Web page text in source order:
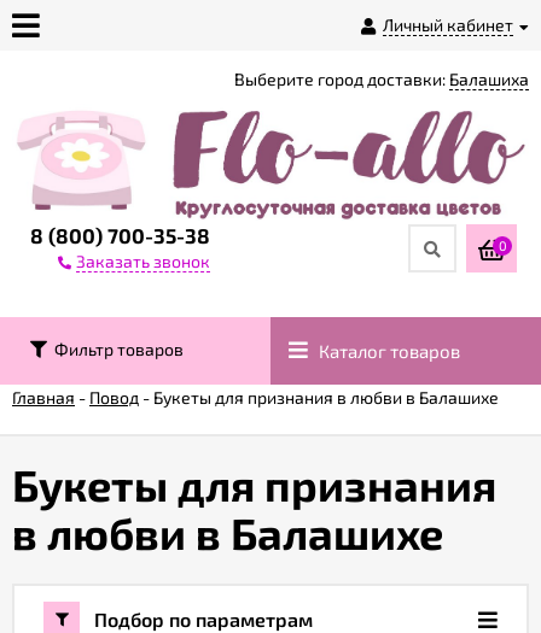
Личный кабинет
магазине
Доставка
Контакты
Гарантии
Акции
8 (800) 700-35-38
Заказать звонок
Выберите город доставки: Балашиха
0
Фильтр товаров Каталог товаров
Главная - Повод - Букеты для признания в любви в Балашихе
Букеты для признания
в любви в Балашихе
Подбор по параметрам